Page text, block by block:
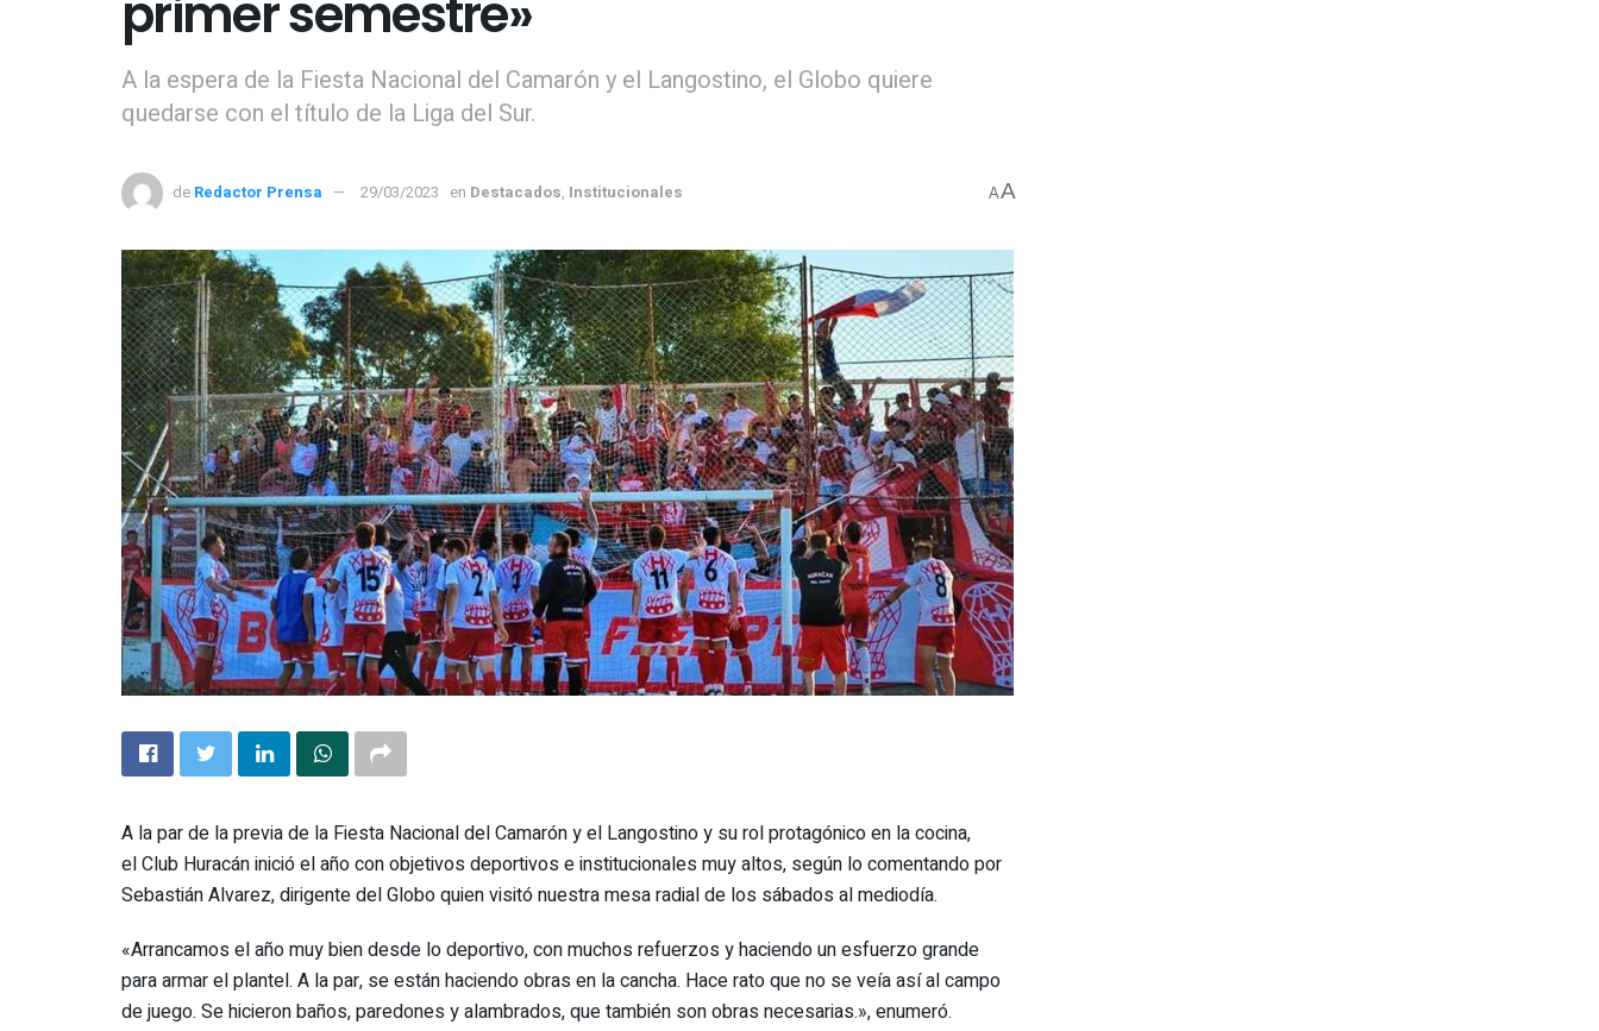
primer semestre»
A la espera de la Fiesta Nacional del Camarón y el Langostino, el Globo quiere
quedarse con el título de la Liga del Sur.
de Redactor Prensa 29/03/2023 en Destacados, Institucionales AA
A la par de la previa de la Fiesta Nacional del Camarón y el Langostino y su rol protagónico en la cocina,
el Club Huracán inició el año con objetivos deportivos e institucionales muy altos, según lo comentando por
Sebastián Alvarez, dirigente del Globo quien visitó nuestra mesa radial de los sábados al mediodía.
«Arrancamos el año muy bien desde lo deportivo, con muchos refuerzos y haciendo un esfuerzo grande
para armar el plantel. A la par, se están haciendo obras en la cancha. Hace rato que no se veía así al campo
de juego. Se hicieron baños, paredones y alambrados, que también son obras necesarias.», enumeró.